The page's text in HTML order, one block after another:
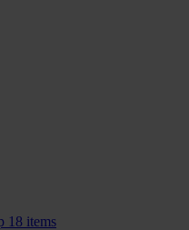
18 items